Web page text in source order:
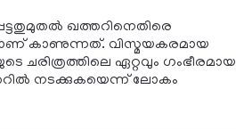
ഖത്തറിനെതിരെ
കാണുന്നത്. വിസ്മയകരമായ
ചരിത്രത്തിലെ ഏറ്റവും ഗംഭീരമായ
നടക്കുകയെന്ന് ലോകം